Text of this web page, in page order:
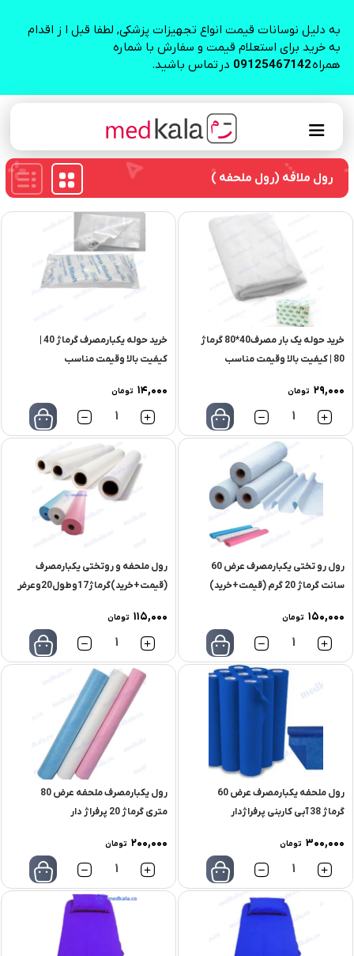
به دلیل نوسانات قیمت انواع تجهیزات پزشکی, لطفا قبل ا ز اقدام
به خرید برای استعلام قیمت و سفارش با شماره
همراه09125467142 در تماس باشید.
رول ملافه (رول ملحفه )
خرید حوله یک بار مصرف40*80 گرماژ
80 | کیفیت بالا وقیمت مناسب
29,000 تومان
کیفیت بالا وقیمت مناسب
14,000 تومان
رول رو تختی یکبارمصرف عرض 60
سانت گرماژ 20 گرم (قیمت+خرید)
150,000 تومان
رول ملحفه و روتختی یکبارمصرف
(قیمت+خرید)گرماژ17وطول20وعرض60
115,000 تومان
رول ملحفه یکبارمصرف عرض 60
گرماژ 38 آبی کاربنی پرفراژدار
300,000 تومان
رول یکبارمصرف ملحفه عرض 80
متری گرماژ 20 پرفراژ دار
200,000 تومان